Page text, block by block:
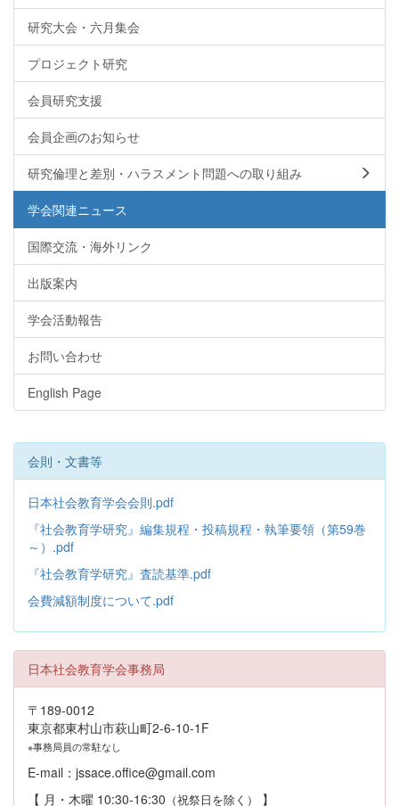
研究大会・六月集会
プロジェクト研究
会員研究支援
会員企画のお知らせ
研究倫理と差別・ハラスメント問題への取り組み
学会関連ニュース
国際交流・海外リンク
出版案内
学会活動報告
お問い合わせ
English Page
会則・文書等
日本社会教育学会会則.pdf
『社会教育学研究』編集規程・投稿規程・執筆要領（第59巻
～）.pdf
『社会教育学研究』査読基準.pdf
会費減額制度について.pdf
日本社会教育学会事務局
〒189-0012
東京都東村山市萩山町2-6-10-1F
※事務局員の常駐なし
E-mail：jssace.office@gmail.com
【 月・木曜 10:30-16:30 （祝祭日を除く） 】